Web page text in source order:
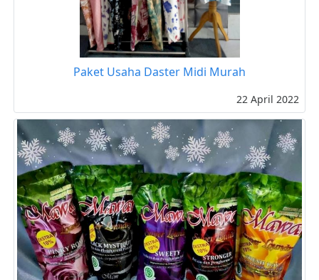
Paket Usaha Daster Midi Murah
22 April 2022